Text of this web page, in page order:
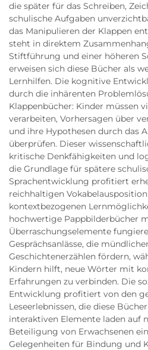
die später für das Schreiben,
schulische Aufgaben
das Manipulieren der Klappen
steht in direktem
Stiftführung und einer höheren
erweisen sich diese Bücher als
Lernhilfen. Die kognitive
durch die inhärenten
Klappenbücher: Kinder müssen
verarbeiten, Vorhersagen über
und ihre Hypothesen durch das
überprüfen. Dieser
kritische Denkfähigkeiten und
die Grundlage für spätere
Sprachentwicklung profitiert
reichhaltigen
kontextbezogenen
hochwertige Pappbilderbücher
Überraschungselemente
Gesprächsanlässe, die
Geschichtenerzählen fördern,
Kindern hilft, neue Wörter mit
Erfahrungen zu verbinden. Die
Entwicklung profitiert von den
Leseerlebnissen, die diese
interaktiven Elemente laden auf
Beteiligung von Erwachsenen
Gelegenheiten für Bindung und